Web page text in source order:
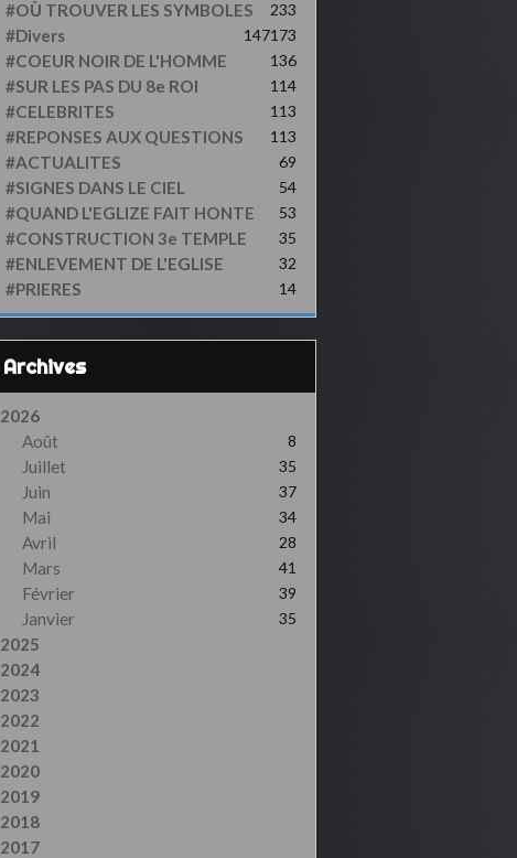
233
#OÙ TROUVER LES SYMBOLES
173
#Divers 147
#COEUR NOIR DE L'HOMME 136
#SUR LES PAS DU 8e ROI 114
#CELEBRITES 113
#REPONSES AUX QUESTIONS 113
#ACTUALITES 69
#SIGNES DANS LE CIEL 54
#QUAND L'EGLIZE FAIT HONTE 53
#CONSTRUCTION 3e TEMPLE 35
#ENLEVEMENT DE L'EGLISE 32
#PRIERES 14
Archives
2026
Août
8
Juillet 35
Juin 37
Mai 34
Avril 28
Mars 41
Février 39
Janvier 35
2025
2024
2023
2022
2021
2020
2019
2018
2017